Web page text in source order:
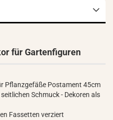
für Gartenfiguren
Pflanzgefäße Postament 45cm
Schmuck - Dekoren als
Fassetten verziert